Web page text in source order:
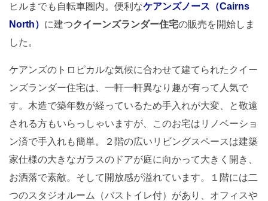
ヒルまでも自転車圏内。便利なケアンズノース（Cairns
North） に建つクイーンズランダー住宅の販売を開始しま
した。
ケアンズのトロピカルな気候に合わせて建てられたクイー
ンズランダー住宅は、一軒一軒異なり趣が有って人気で
す。木造で築年数が経っているため手入れが大変、と敬遠
される方もいらっしゃいますが、このお宅はリノベーショ
ン済で手入れも簡単。２階の広いリビングスペースは建築
家仕様の大きなガラスのドアが庭に向かって大きく開き、
お洒落で素敵。そして開放感が溢れています。１階には二
つのスタジオルーム（バストイレ付）があり、オフィスや